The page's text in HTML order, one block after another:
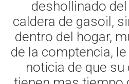
deshollinado
caldera de gasoil,
dentro del hogar,
de la comptencia,
noticia de que su